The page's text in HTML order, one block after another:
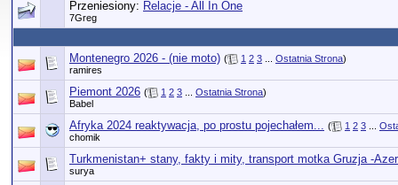
Przeniesiony: Relacje - All In One
7Greg
Montenegro 2026 - (nie moto) ( 1 2 3 Ostatnia Strona)
ramires
Piemont 2026 ( 1 2 3 Ostatnia Strona)
Babel
Afryka 2024 reaktywacja, po prostu pojechałem... ( 1 2 3
chomik
Turkmenistan+ stany, fakty i mity, transport motka Gruzja -
surya